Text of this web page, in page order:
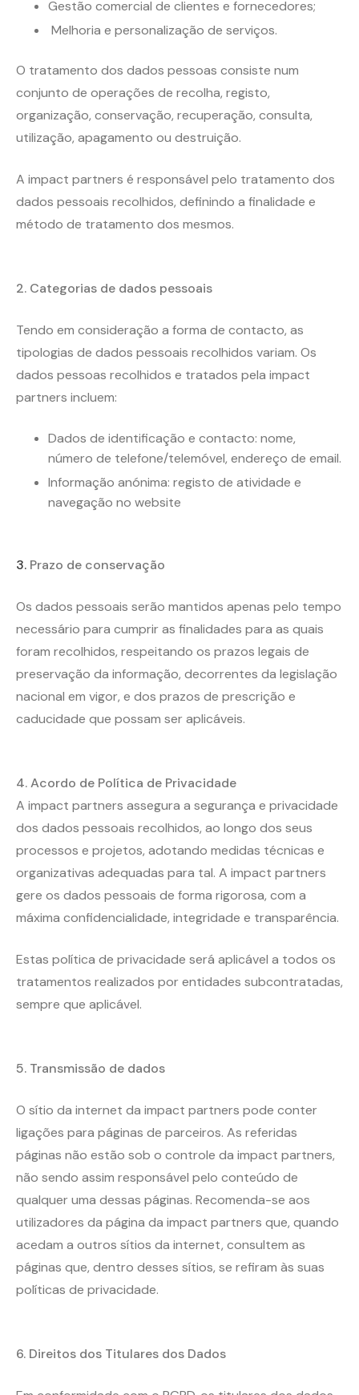
Gestão comercial de clientes e fornecedores;
Melhoria e personalização de serviços.
O tratamento dos dados pessoas consiste num
conjunto de operações de recolha, registo,
organização, conservação, recuperação, consulta,
utilização, apagamento ou destruição.
A impact partners é responsável pelo tratamento dos
dados pessoais recolhidos, definindo a finalidade e
método de tratamento dos mesmos.
2. Categorias de dados pessoais
Tendo em consideração a forma de contacto, as
tipologias de dados pessoais recolhidos variam. Os
dados pessoas recolhidos e tratados pela impact
partners incluem:
Dados de identificação e contacto: nome,
número de telefone/telemóvel, endereço de email.
Informação anónima: registo de atividade e
navegação no website
3. Prazo de conservação
Os dados pessoais serão mantidos apenas pelo tempo
necessário para cumprir as finalidades para as quais
foram recolhidos, respeitando os prazos legais de
preservação da informação, decorrentes da legislação
nacional em vigor, e dos prazos de prescrição e
caducidade que possam ser aplicáveis.
4. Acordo de Política de Privacidade
A impact partners assegura a segurança e privacidade
dos dados pessoais recolhidos, ao longo dos seus
processos e projetos, adotando medidas técnicas e
organizativas adequadas para tal. A impact partners
gere os dados pessoais de forma rigorosa, com a
máxima confidencialidade, integridade e transparência.
Estas política de privacidade será aplicável a todos os
tratamentos realizados por entidades subcontratadas,
sempre que aplicável.
5. Transmissão de dados
O sítio da internet da impact partners pode conter
ligações para páginas de parceiros. As referidas
páginas não estão sob o controle da impact partners,
não sendo assim responsável pelo conteúdo de
qualquer uma dessas páginas. Recomenda-se aos
utilizadores da página da impact partners que, quando
acedam a outros sítios da internet, consultem as
páginas que, dentro desses sítios, se refiram às suas
políticas de privacidade.
6. Direitos dos Titulares dos Dados